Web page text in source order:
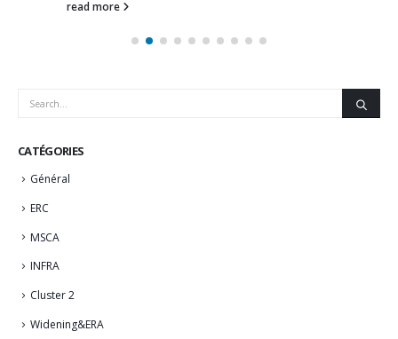
read more
CATÉGORIES
Général
ERC
MSCA
INFRA
Cluster 2
Widening&ERA